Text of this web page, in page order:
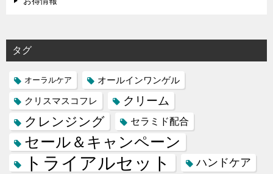
タグ
オーラルケア
オールインワンゲル
クリスマスコフレ
クリーム
クレンジング セラミド配合
セール＆キャンペーン
トライアルセット
ハンドケア